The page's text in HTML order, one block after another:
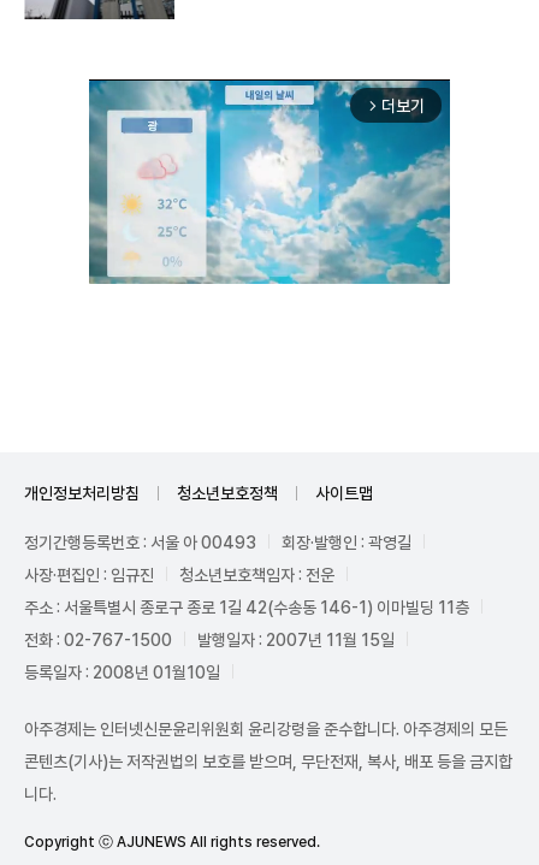
arrow_forward_ios 더보기
개인정보처리방침 청소년보호정책 사이트맵
정기간행등록번호 : 서울 아 00493
회장·발행인 : 곽영길
사장·편집인 : 임규진
청소년보호책임자 : 전운
주소 : 서울특별시 종로구 종로 1길 42(수송동 146-1) 이마빌딩 11층
전화 : 02-767-1500
발행일자 : 2007년 11월 15일
등록일자 : 2008년 01월10일
아주경제는 인터넷신문윤리위원회 윤리강령을 준수합니다. 아주경제의 모든
콘텐츠(기사)는 저작권법의 보호를 받으며, 무단전재, 복사, 배포 등을 금지합
니다.
Copyright ⓒ AJUNEWS All rights reserved.